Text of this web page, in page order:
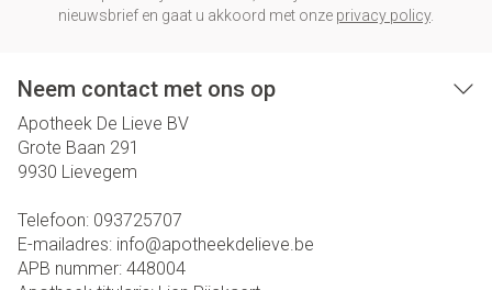
nieuwsbrief en gaat u akkoord met onze privacy policy.
Neem contact met ons op
Apotheek De Lieve BV
Grote Baan 291
9930 Lievegem
Telefoon: 093725707
E-mailadres: info@apotheekdelieve.be
APB nummer: 448004